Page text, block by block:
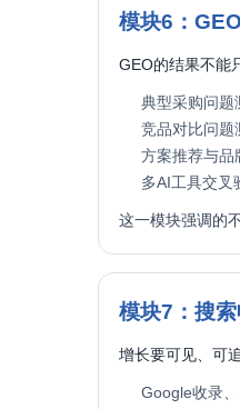
模块6：
GEO的结果不能
典型采购问题
竞品对比问题
方案推荐与品
多AI工具交叉
这一模块强调的
模块7：搜
增长要可见、可
Google收录